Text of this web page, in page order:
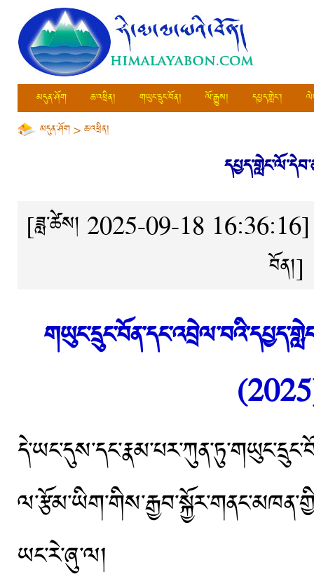
མདུན་ཤོག ཆ་འཕྲིན། གཡུང་དྲུང་བོན། ལོ་རྒྱུས། དཔྱད་གླེང་།
མདུན་ཤོག>ཆ་འཕྲིན།
[ཟླ་ཚེས། 2025-09-18 16:36:16]
བོན།]
ཡང་རེ་ཞུ་ལ།